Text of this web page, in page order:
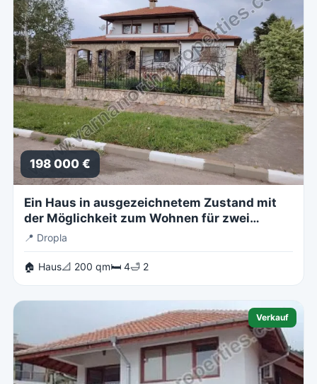
198 000 €
Ein Haus in ausgezeichnetem Zustand mit
der Möglichkeit zum Wohnen für zwei
Familien
📍 Dropla
🏠 Haus📐 200 qm🛏 4🛁 2
Verkauf